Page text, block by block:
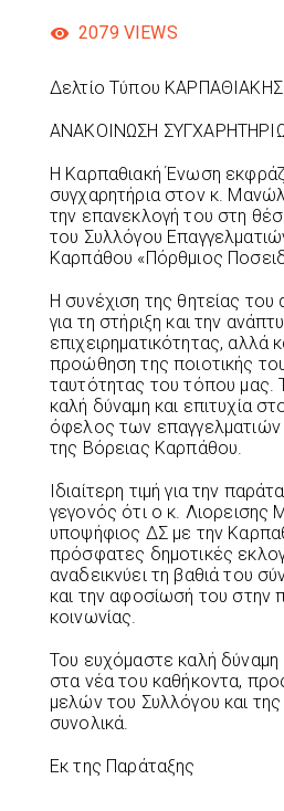
2079 VIEWS
Δελτίο Τύπου
ΑΝΑΚΟΙΝΩΣΗ
Η Καρπαθιακή Ένωση
συγχαρητήρια στον κ.
την επανεκλογή του στη
του Συλλόγου
Καρπάθου «Πόρθμιος
Η συνέχιση της θητείας του
για τη στήριξη και την
επιχειρηματικότητας, αλλά
προώθηση της ποιοτικής
ταυτότητας του τόπου μας.
καλή δύναμη και επιτυχία
όφελος των επαγγελματιών
της Βόρειας Καρπάθου.
Ιδιαίτερη τιμή για την
γεγονός ότι ο κ. Λιορεισης
υποψήφιος ΔΣ με την
πρόσφατες δημοτικές
αναδεικνύει τη βαθιά του
και την αφοσίωσή του στην
κοινωνίας.
Του ευχόμαστε καλή δύναμη
στα νέα του καθήκοντα,
μελών του Συλλόγου και
συνολικά.
Εκ της Παράταξης